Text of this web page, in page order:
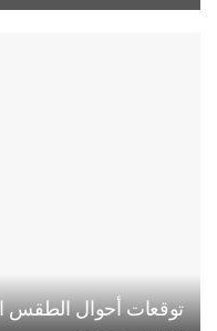
توقعات أحوال الطقس